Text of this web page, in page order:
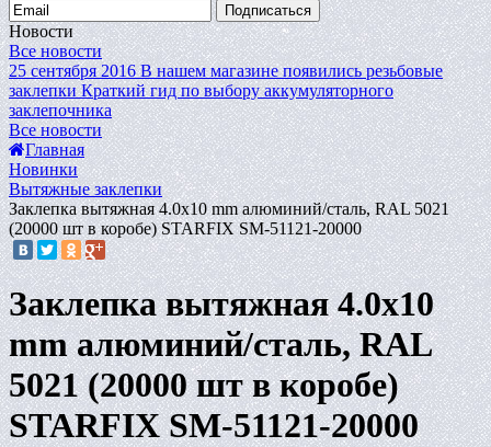
Подписаться
Новости
Все новости
25 сентября 2016 В нашем магазине появились резьбовые
заклепки Краткий гид по выбору аккумуляторного
заклепочника
Все новости
Главная
Новинки
Вытяжные заклепки
Заклепка вытяжная 4.0х10 mm алюминий/сталь, RAL 5021
(20000 шт в коробе) STARFIX SM-51121-20000
Заклепка вытяжная 4.0х10
mm алюминий/сталь, RAL
5021 (20000 шт в коробе)
STARFIX SM-51121-20000